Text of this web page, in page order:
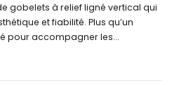
gobelets à relief ligné vertical qui
et fiabilité. Plus qu’un
pour accompagner les...